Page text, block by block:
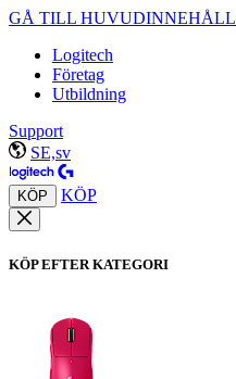
GÅ TILL HUVUDINNEHÅLL
Logitech
Företag
Utbildning
Support
SE,sv
KÖP KÖP
KÖP EFTER KATEGORI